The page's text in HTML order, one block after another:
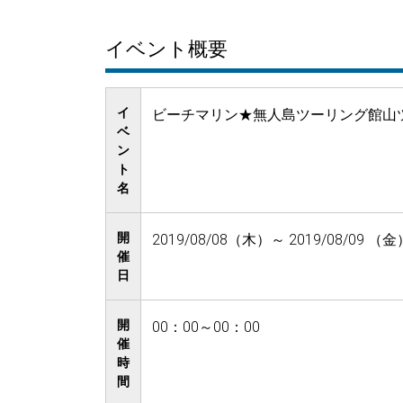
イベント概要
イ
ベ
ン
ト
名
ビーチマリン★無人島ツーリング館山
開
催
日
2019/08/08（木）～ 2019/08/09 （金）
開
催
時
間
00：00～00：00